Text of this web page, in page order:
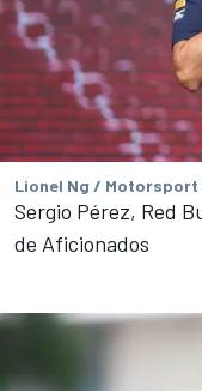
Lionel Ng / Motorsport
Sergio Pérez, Red
de Aficionados